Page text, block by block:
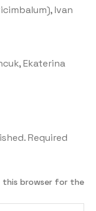
Ivan
Ekaterina
Required
this browser for the